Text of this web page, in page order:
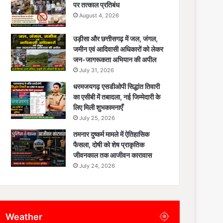
पर तत्काल प्रतिबंध
August 4, 2026
उड़ीसा और छत्तीसगढ़ में जल, जंगल,
जमीन एवं आदिवासी अधिकारों को लेकर
जन-जागरूकता अभियान की अपील
July 31, 2026
धरमजयगढ़ एसडीओपी सिद्धांत तिवारी
का एसीबी में तबादला, नई जिम्मेदारी के
लिए मिली शुभकामनाएँ
July 25, 2026
तमनार दुष्कर्म मामले में ऐतिहासिक
फैसला, दोषी को शेष प्राकृतिक
जीवनकाल तक आजीवन कारावास
July 24, 2026
Weather